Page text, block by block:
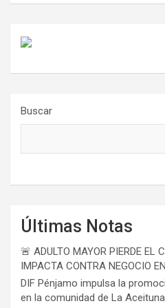
Buscar
Últimas Notas
🚨 ADULTO MAYOR PIERDE EL
IMPACTA CONTRA NEGOCIO
DIF Pénjamo impulsa la
en la comunidad de La Aceituna